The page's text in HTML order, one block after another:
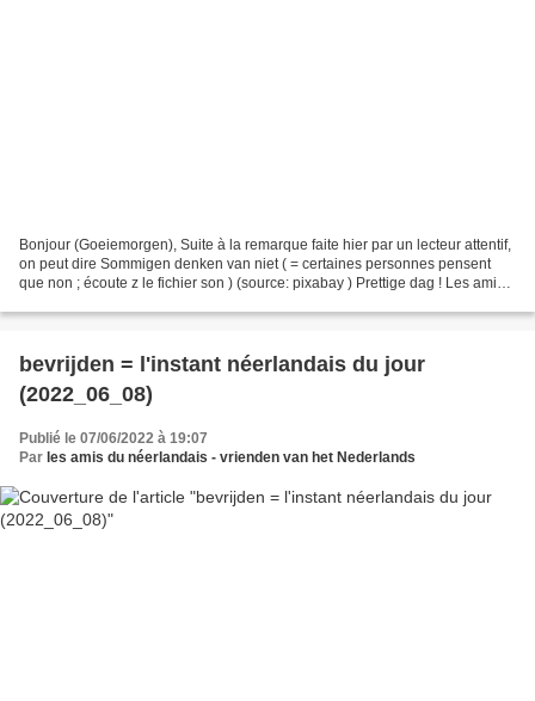
Bonjour (Goeiemorgen), Suite à la remarque faite hier par un lecteur attentif,
on peut dire Sommigen denken van niet ( = certaines personnes pensent
que non ; écoute z le fichier son ) (source: pixabay ) Prettige dag ! Les amis
bevrijden = l'instant néerlandais du jour
(2022_06_08)
Publié le 07/06/2022 à 19:07
Par les amis du néerlandais - vrienden van het Nederlands